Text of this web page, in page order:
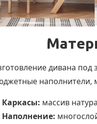
дивана под
наполнители,
Каркасы: массив
Наполнение: